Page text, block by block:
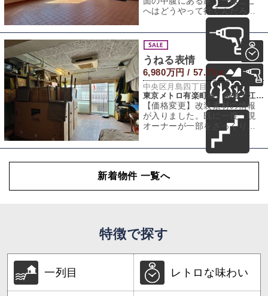
へはどうやって行くんだろう
か？という疑問が私の第一印
象でした（写
うねる表情
6,980万円 / 57.75㎡
中央区月島四丁目
東京メトロ有楽町線、都営大江戸線「月島」駅 徒歩3分
【価格変更】改装素材の情報
が入りました。既に一度、現
オーナーが一部をざっくりと
改装された区画なのですが、
まだまだこれから
新着物件 一覧へ
特徴で探す
一列目 レトロな味わい